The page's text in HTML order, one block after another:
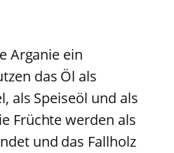
Arganie ein
das Öl als
als Speiseöl und als
Früchte werden als
und das Fallholz